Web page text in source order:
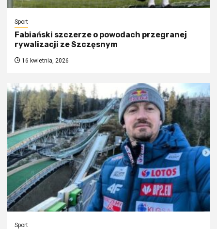
Sport
Fabiański szczerze o powodach przegranej
rywalizacji ze Szczęsnym
16 kwietnia, 2026
Sport